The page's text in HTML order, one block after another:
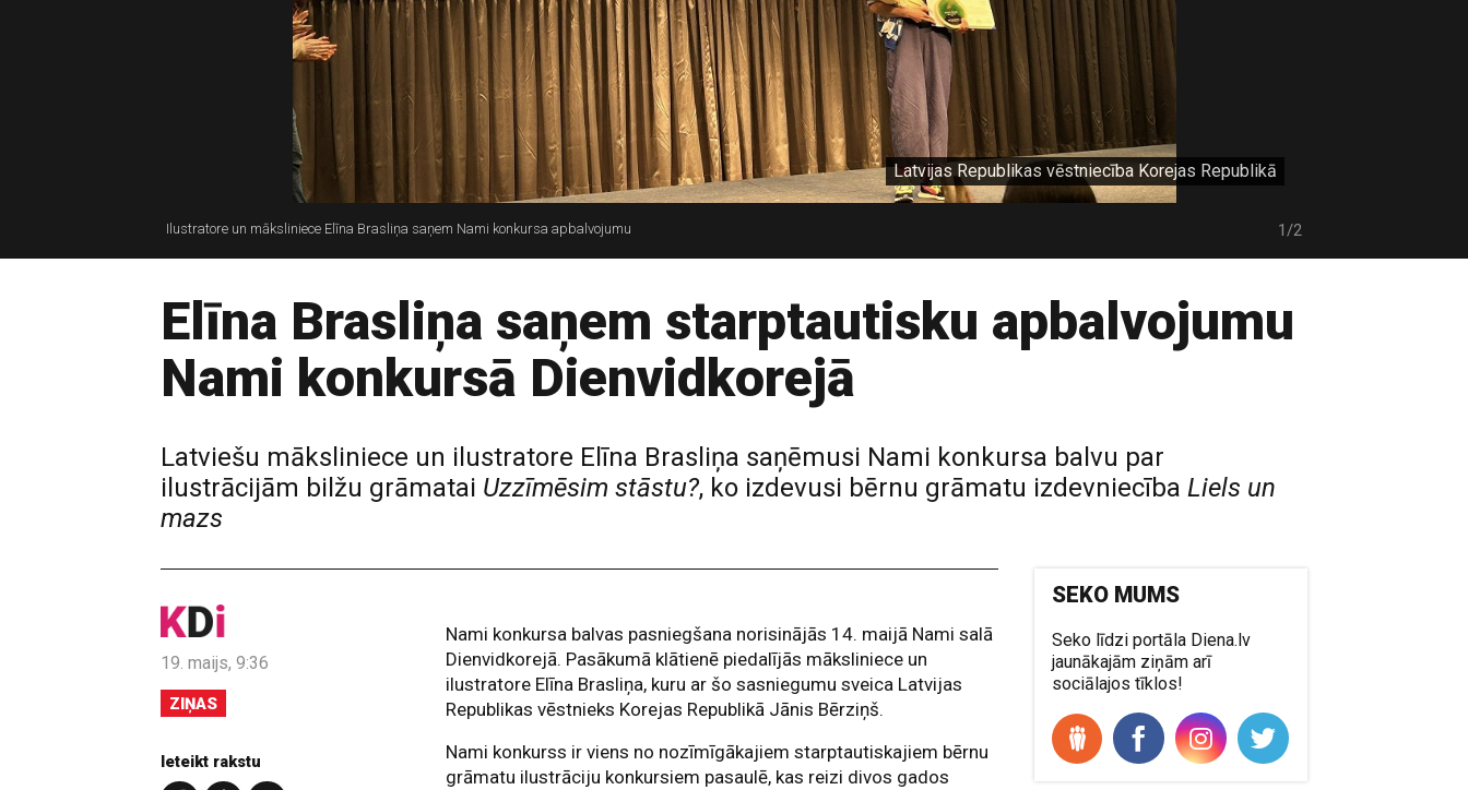
Latvijas Republikas vēstniecība Korejas Republikā
Ilustratore un māksliniece Elīna Brasliņa saņem Nami konkursa apbalvojumu 1/2
Liels un mazs
Elīna Brasliņa saņem starptautisku apbalvojumu
Nami konkursā Dienvidkorejā
Latviešu māksliniece un ilustratore Elīna Brasliņa saņēmusi Nami konkursa balvu par
ilustrācijām bilžu grāmatai Uzzīmēsim stāstu?, ko izdevusi bērnu grāmatu izdevniecība Liels un
mazs
19. maijs, 9:36
ZIŅAS
Ieteikt rakstu
Nami konkursa balvas pasniegšana norisinājās 14. maijā Nami salā
Dienvidkorejā. Pasākumā klātienē piedalījās māksliniece un
ilustratore Elīna Brasliņa, kuru ar šo sasniegumu sveica Latvijas
Republikas vēstnieks Korejas Republikā Jānis Bērziņš.
Nami konkurss ir viens no nozīmīgākajiem starptautiskajiem bērnu
grāmatu ilustrāciju konkursiem pasaulē, kas reizi divos gados
SEKO MUMS
Seko līdzi portāla Diena.lv
jaunākajām ziņām arī
sociālajos tīklos!